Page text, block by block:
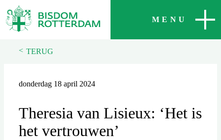
MENU
SLUITEN
< TERUG
donderdag 18 april 2024
Theresia van Lisieux: ‘Het is
het vertrouwen’